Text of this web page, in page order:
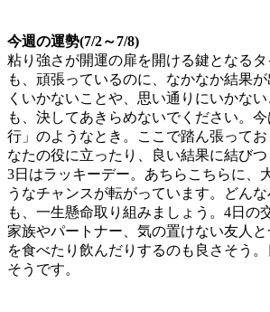
今週の運勢(7/2～7/8)
粘り強さが開運の扉を開ける鍵となる
も、頑張っているのに、なかなか結果
くいかないことや、思い通りにいかな
も、決してあきらめないでください。
行」のようなとき。ここで踏ん張って
なたの役に立ったり、良い結果に結びつ
3日はラッキーデー。あちらこちらに、
うなチャンスが転がっています。どん
も、一生懸命取り組みましょう。4日の
家族やパートナー、気の置けない友人
を食べたり飲んだりするのも良さそう
そうです。